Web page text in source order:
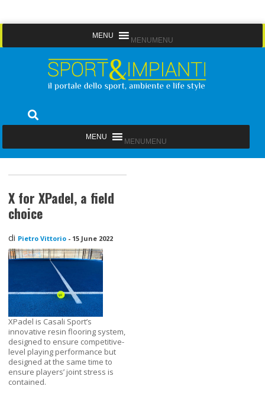
to
MENU MENU
Sport&Impianti
MENU MENU
X for XPadel, a field
choice
di Pietro Vittorio - 15 June 2022
XPadel is Casali Sport’s
innovative resin flooring system,
designed to ensure competitive-
level playing performance but
designed at the same time to
ensure players’ joint stress is
contained.